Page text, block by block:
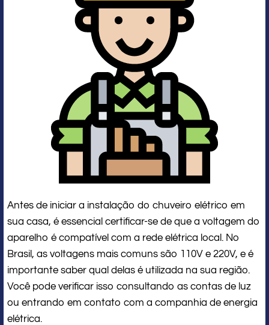
Antes de iniciar a instalação do chuveiro elétrico em
sua casa, é essencial certificar-se de que a voltagem do
aparelho é compatível com a rede elétrica local. No
Brasil, as voltagens mais comuns são 110V e 220V, e é
importante saber qual delas é utilizada na sua região.
Você pode verificar isso consultando as contas de luz
ou entrando em contato com a companhia de energia
elétrica.